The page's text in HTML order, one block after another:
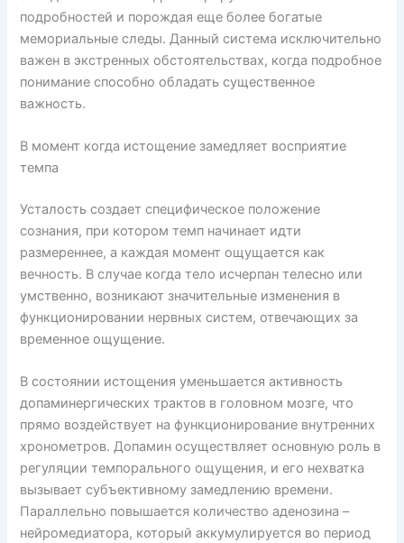
подробностей и порождая еще более богатые
мемориальные следы. Данный система исключительно
важен в экстренных обстоятельствах, когда подробное
понимание способно обладать существенное
важность.
В момент когда истощение замедляет восприятие
темпа
Усталость создает специфическое положение
сознания, при котором темп начинает идти
размереннее, а каждая момент ощущается как
вечность. В случае когда тело исчерпан телесно или
умственно, возникают значительные изменения в
функционировании нервных систем, отвечающих за
временное ощущение.
В состоянии истощения уменьшается активность
допаминергических трактов в головном мозге, что
прямо воздействует на функционирование внутренних
хронометров. Допамин осуществляет основную роль в
регуляции темпорального ощущения, и его нехватка
вызывает субъективному замедлению времени.
Параллельно повышается количество аденозина –
нейромедиатора, который аккумулируется во период